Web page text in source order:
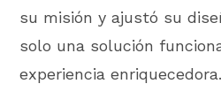
su misión y ajustó su
solo una solución
experiencia enriquecedora.